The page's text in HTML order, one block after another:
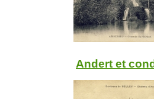
Andert et